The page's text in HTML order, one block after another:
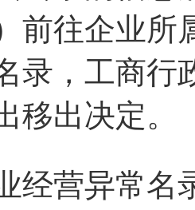
前往企业所
录，工商行
移出决定。
经营异常名